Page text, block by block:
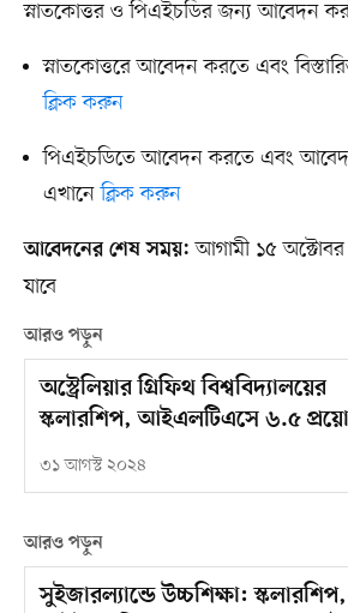
স্নাতকোত্তর ও পিএইচডির জন্য আবেদন
স্নাতকোত্তরে আবেদন করতে এবং
ক্লিক করুন
পিএইচডিতে আবেদন করতে এবং
এখানেক্লিক করুন
আবেদনের শেষ সময়: আগামী ১৫
যাবে
আরও পড়ুন
অস্ট্রেলিয়ার গ্রিফিথ বিশ্ববিদ্যালয়ের
স্কলারশিপ, আইএলটিএসে ৬.৫
৩১ আগস্ট ২০২৪
আরও পড়ুন
সুইজারল্যান্ডে উচ্চশিক্ষা: স্কলারশিপ,